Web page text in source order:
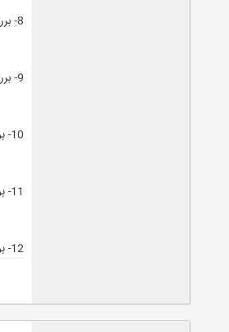
8- بررسي و کنترل ولتاژ و جريان تحريک ژنراتور و اطمينان از نرمال و عادي بودن مقادير (متناسب با ميزان بار ديزل ژنراتور) .
9- بررسي و کنترل توان اکتيو و راکتيو ديزل ژنراتور و اطمينان از عدم افزايش آنها از مقادير مجاز (طبق دستورالعمل و توصيه کارخانه سازنده) .
10- بررسي و کنترل و بازديد از فرکانس ژنراتور و اطمينان از عدم افزايش ويا کاهش آن از مقادير مجاز .
11- بررسي و کنترل و بازديد ضريب قدرت ژنراتور و اطمينان از عدم منفي شدن(اثر خازني)ضريب قدرت در مراحل مختلف باردهي ديزل ژنراتور .
12- بررسي و بازديد و اطمينان از بازبودن دمپر جلوي رادياتور ديزل ژنراتور .